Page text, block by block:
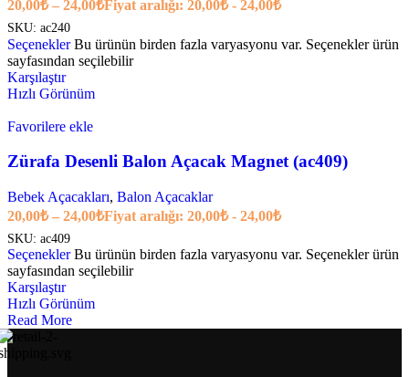
20,00₺ – 24,00₺Fiyat aralığı: 20,00₺ - 24,00₺
SKU: ac240
Seçenekler Bu ürünün birden fazla varyasyonu var. Seçenekler ürün
sayfasından seçilebilir
Karşılaştır
Hızlı Görünüm
Favorilere ekle
Zürafa Desenli Balon Açacak Magnet (ac409)
Bebek Açacakları, Balon Açacaklar
20,00₺ – 24,00₺Fiyat aralığı: 20,00₺ - 24,00₺
SKU: ac409
Seçenekler Bu ürünün birden fazla varyasyonu var. Seçenekler ürün
sayfasından seçilebilir
Karşılaştır
Hızlı Görünüm
Read More